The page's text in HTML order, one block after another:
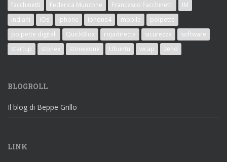
facchinetti
Federica Munzone Francesco Facchinetti
IM
indiani
iOs iphone iphone4 mobile
polpette
polpette digitali
QuickBlox rojadirecta sicurezza
software
startup
stonex stonexone Ubuntu wcap zend
BLOGROLL
Il blog di Beppe Grillo
LINK